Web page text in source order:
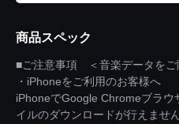
商品スペック
■ご注意事項 ＜音楽データをご
・iPhoneをご利用のお客様へ
iPhoneでGoogle Chromeブラウ
イルのダウンロードが行えません